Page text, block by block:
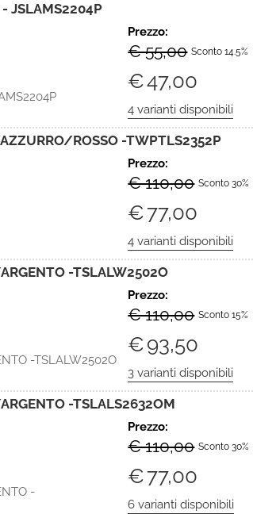
JSLAMS2204P
Prezzo:
€ 55,00 Sconto 14.5%
€47,00
ROSSO -TWPTLS2352P
Prezzo:
€ 110,00 Sconto 30%
€77,00
-TSLALW2502O
-TSLALW2502O
Prezzo:
€ 110,00 Sconto 15%
€93,50
-TSLALS2632OM
-
Prezzo:
€ 110,00 Sconto 30%
€77,00